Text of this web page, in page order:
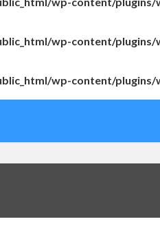
wp-content/
wp-content/